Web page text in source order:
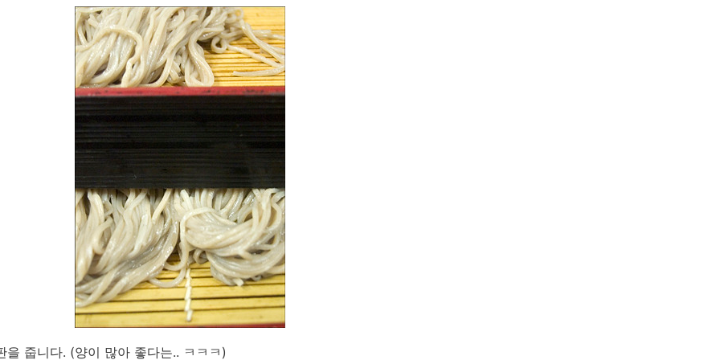
을 줍니다. (양이 많아 좋다는.. ㅋㅋㅋ)